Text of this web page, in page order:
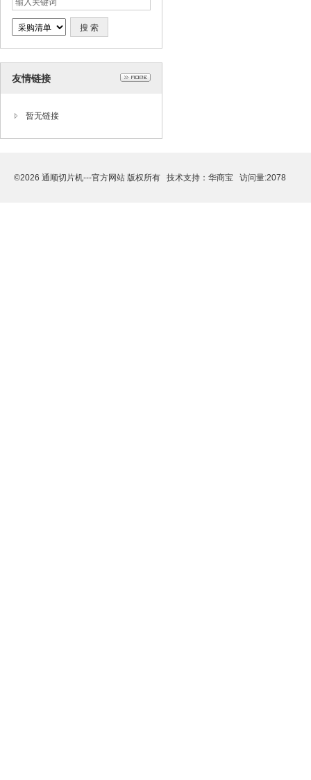
友情链接
暂无链接
©2026 通顺切片机---官方网站 版权所有 技术支持： 华商宝 访问量:2078